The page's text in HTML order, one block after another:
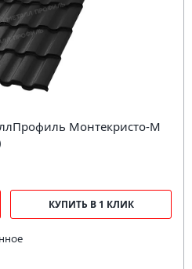
Монтекристо-M
КУПИТЬ В 1 КЛИК